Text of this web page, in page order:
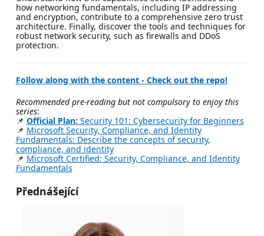
how networking fundamentals, including IP addressing
and encryption, contribute to a comprehensive zero trust
architecture. Finally, discover the tools and techniques for
robust network security, such as firewalls and DDoS
protection.
Follow along with the content - Check out the repo!
Recommended pre-reading but not compulsory to enjoy this
series:
📌 Official Plan: Security 101: Cybersecurity for Beginners
📌 Microsoft Security, Compliance, and Identity
Fundamentals: Describe the concepts of security,
compliance, and identity
📌 Microsoft Certified: Security, Compliance, and Identity
Fundamentals
Přednášející